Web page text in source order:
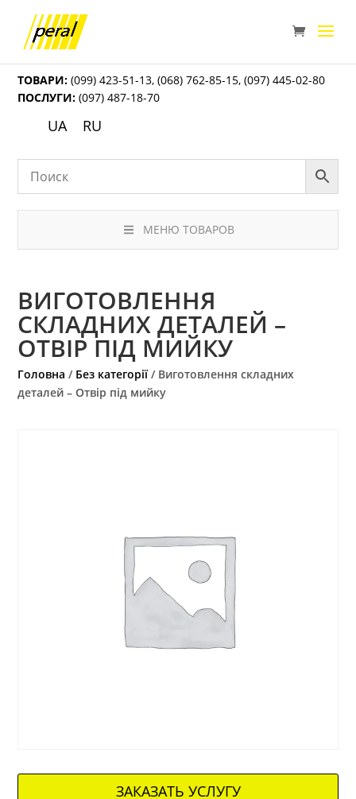
ТОВАРИ: (099) 423-51-13,(068) 762-85-15,(097) 445-02-80
ПОСЛУГИ: (097) 487-18-70
UA RU
МЕНЮ ТОВАРОВ
ВИГОТОВЛЕННЯ
СКЛАДНИХ ДЕТАЛЕЙ –
ОТВІР ПІД МИЙКУ
Головна / Без категорії / Виготовлення складних
деталей – Отвір під мийку
ЗАКАЗАТЬ УСЛУГУ